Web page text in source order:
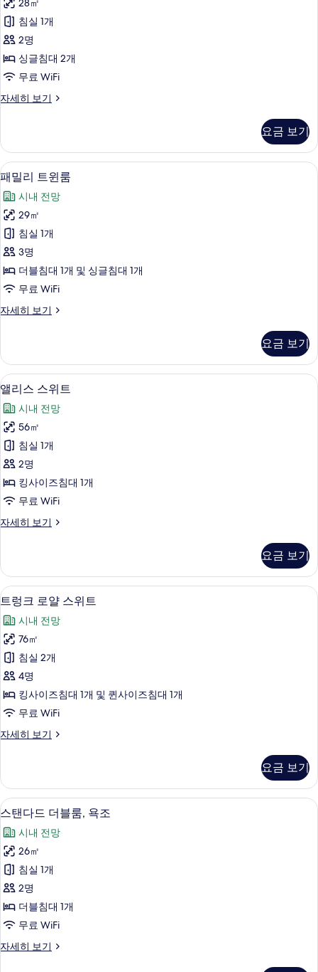
보
기
드
트
윈
룸
진
두
보
기
28㎡
침실 1개
2명
싱글침대 2개
무료 WiFi
자세히 보기
스
트
윈
룸
자
세
히
보
기
요금 보기
패
밀
리
트
윈
룸
사
모
보
기
패밀리 트윈룸 | 고급 침구, 객실 내 금
3
패밀리 트윈룸
시내 전망
29㎡
침실 1개
3명
더블침대 1개 및 싱글침대 1개
무료 WiFi
자세히 보기
패
윈
룸
자
히
보
기
요금 보기
앨
리
스
스
위
트
사
모
보
기
앨리스 스위트 | 고급 침구, 객실 내 금
4
앨리스 스위트
시내 전망
56㎡
침실 1개
2명
킹사이즈침대 1개
무료 WiFi
자세히 보기
앨
위
트
자
히
보
기
요금 보기
트
렁
크
로
얄
스
위
사
모
두
보
기
트렁크 로얄 스위트 | 고급 침구, 객실
4
트렁크 로얄 스위트
시내 전망
76㎡
침실 2개
4명
킹사이즈침대 1개 및 퀸사이즈침대 1개
무료 WiFi
자세히 보기
트
얄
스
위
자
세
히
보
기
요금 보기
스
탠
다
드
더
블
룸,
조
고급 침구, 객실 내 금고, 책상, 암막 커튼
4
스탠다드 더블룸, 욕조
시내 전망
26㎡
침실 1개
2명
더블침대 1개
무료 WiFi
자세히 보기
스